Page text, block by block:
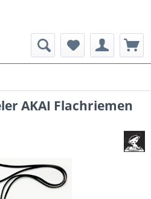
AKAI Flachriemen